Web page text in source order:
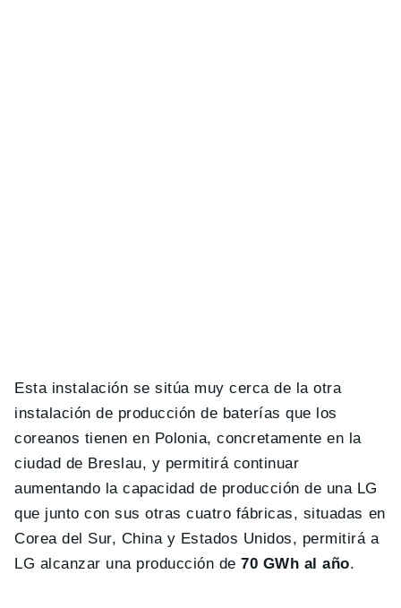
Esta instalación se sitúa muy cerca de la otra
instalación de producción de baterías que los
coreanos tienen en Polonia, concretamente en la
ciudad de Breslau, y permitirá continuar
aumentando la capacidad de producción de una LG
que junto con sus otras cuatro fábricas, situadas en
Corea del Sur, China y Estados Unidos, permitirá a
LG alcanzar una producción de70 GWh al año.